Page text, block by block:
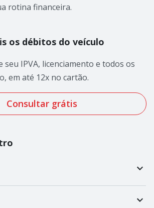
rotina financeira.
os débitos do veículo
seu IPVA, licenciamento e todos os
em até 12x no cartão.
Consultar grátis